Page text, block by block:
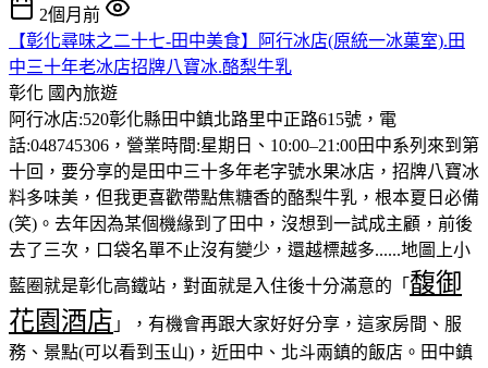
2個月前
【彰化尋味之二十七-田中美食】阿行冰店(原統一冰菓室).田
中三十年老冰店招牌八寶冰.酪梨牛乳
彰化 國內旅遊
阿行冰店:520彰化縣田中鎮北路里中正路615號，電
話:048745306，營業時間:星期日、10:00–21:00田中系列來到第
十回，要分享的是田中三十多年老字號水果冰店，招牌八寶冰
料多味美，但我更喜歡帶點焦糖香的酪梨牛乳，根本夏日必備
(笑)。去年因為某個機緣到了田中，沒想到一試成主顧，前後
去了三次，口袋名單不止沒有變少，還越標越多......地圖上小
藍圈就是彰化高鐵站，對面就是入住後十分滿意的「 馥御
花園酒店 」，有機會再跟大家好好分享，這家房間、服
務、景點(可以看到玉山)，近田中、北斗兩鎮的飯店。田中鎮